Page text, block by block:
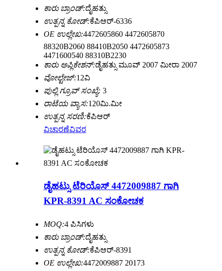
ಕಾರು ಬ್ರಾಂಡ್:ದೈಹತ್ಸು
ಉತ್ಪನ್ನ ಕೋಡ್:ಕೆಪಿಆರ್-6336
OE ಉಲ್ಲೇಖ:4472605860 4472605870
88320B2060 88410B2050 4472605873
4471600540 88310B2230
ಕಾರು ಅಪ್ಲಿಕೇಶನ್:ಡೈಹತ್ಸು ಮೂವ್ 2007 ಮೀರಾ 2007
ವೋಲ್ಟೇಜ್:12ವಿ
ಪುಲ್ಲಿ ಗ್ರೂವ್ ಸಂಖ್ಯೆ: 3
ರಾಟೆಯ ವ್ಯಾಸ:120ಮಿ.ಮೀ
ಉತ್ಪನ್ನ ಸರಣಿ:ಕೆಪಿಆರ್
ವಿಚಾರಣೆವಿವರ
ಡೈಹಟ್ಸು ಟೆರಿಯೊಸ್ 4472009887 ಗಾಗಿ
KPR-8391 AC ಸಂಕೋಚಕ
MOQ:4 ಪಿಸಿಗಳು
ಕಾರು ಬ್ರಾಂಡ್:ದೈಹತ್ಸು
ಉತ್ಪನ್ನ ಕೋಡ್:ಕೆಪಿಆರ್-8391
OE ಉಲ್ಲೇಖ:4472009887 20173